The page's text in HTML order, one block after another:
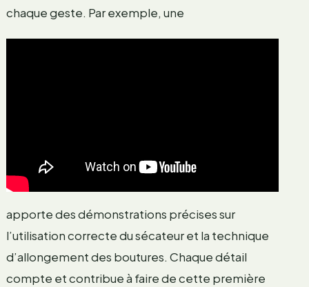
chaque geste. Par exemple, une
apporte des démonstrations précises sur
l’utilisation correcte du sécateur et la technique
d’allongement des boutures. Chaque détail
compte et contribue à faire de cette première